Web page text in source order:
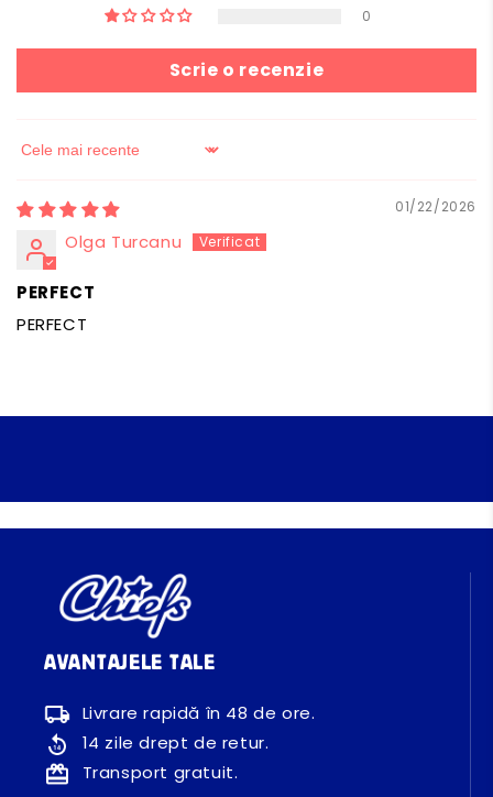
0
Scrie o recenzie
Sort by
01/22/2026
Olga Turcanu
PERFECT
PERFECT
AVANTAJELE TALE
Livrare rapidă în 48 de ore.
14 zile drept de retur.
Transport gratuit.